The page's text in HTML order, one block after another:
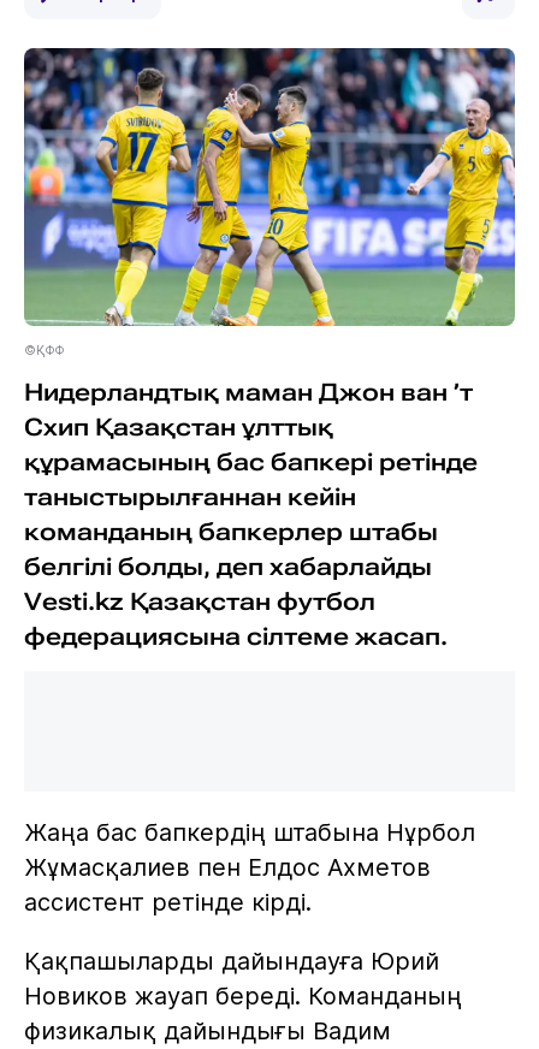
©ҚФФ
Нидерландтық маман Джон ван ’т
Схип Қазақстан ұлттық
құрамасының бас бапкері ретінде
таныстырылғаннан кейін
команданың бапкерлер штабы
белгілі болды, деп хабарлайды
Vesti.kz Қазақстан футбол
федерациясына сілтеме жасап.
Жаңа бас бапкердің штабына Нұрбол
Жұмасқалиев пен Елдос Ахметов
ассистент ретінде кірді.
Қақпашыларды дайындауға Юрий
Новиков жауап береді. Команданың
физикалық дайындығы Вадим